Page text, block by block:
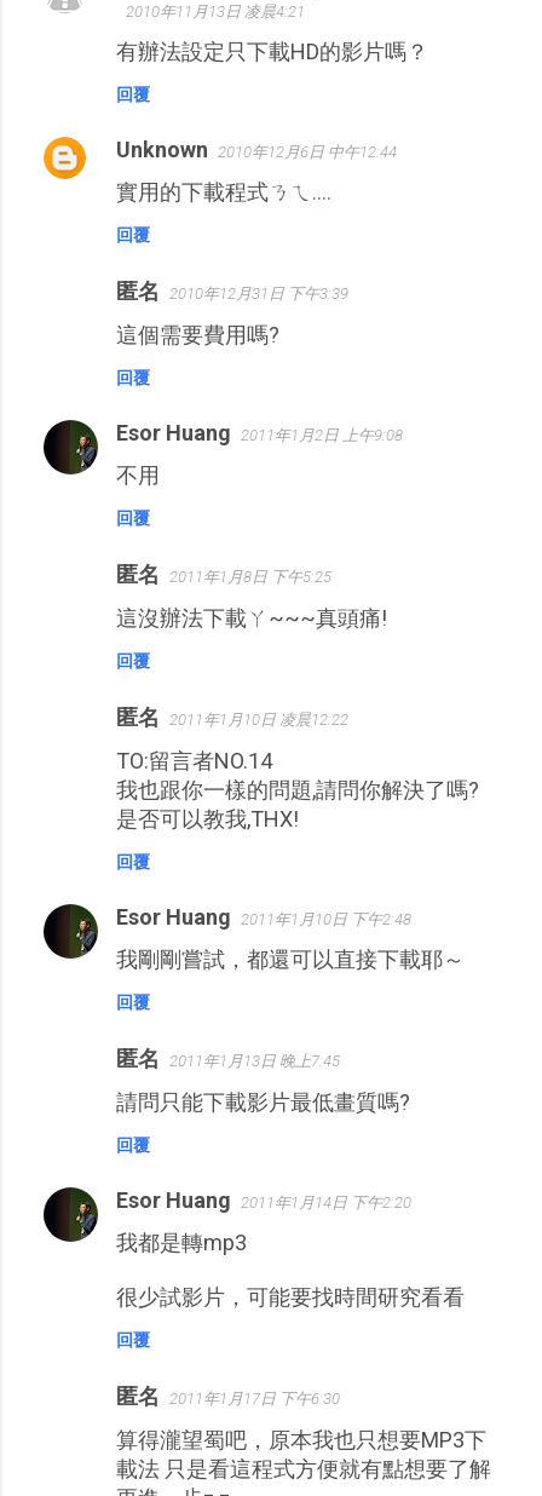
2010年11月13日 凌晨4:21
有辦法設定只下載HD的影片嗎？
回覆
Unknown 2010年12月6日 中午12:44
實用的下載程式ㄋㄟ ....
回覆
匿名 2010年12月31日 下午3:39
這個需要費用嗎?
回覆
Esor Huang 2011年1月2日 上午9:08
不用
回覆
匿名 2011年1月8日 下午5:25
這沒辦法下載ㄚ~~~真頭痛!
回覆
匿名 2011年1月10日 凌晨12:22
TO:留言者NO.14
我也跟你一樣的問題,請問你解決了嗎?
是否可以教我,THX!
回覆
Esor Huang 2011年1月10日 下午2:48
我剛剛嘗試，都還可以直接下載耶～
回覆
匿名 2011年1月13日 晚上7:45
請問只能下載影片最低畫質嗎?
回覆
Esor Huang 2011年1月14日 下午2:20
我都是轉mp3
很少試影片，可能要找時間研究看看
回覆
匿名 2011年1月17日 下午6:30
算得瀧望蜀吧，原本我也只想要MP3下
載法 只是看這程式方便就有點想要了解